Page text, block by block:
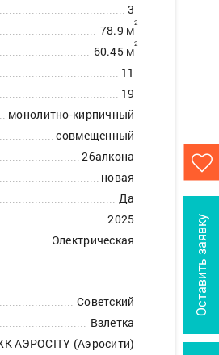
Оставить заявку
3
78.9 м2
60.45 м2
11
19
монолитно-кирпичный
совмещенный
2балкона
новая
Да
2025
Электрическая
Советский
Взлетка
АЭРОCITY (Аэросити)